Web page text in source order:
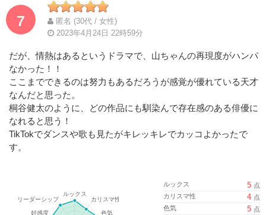
7
匿名 (30代 / 女性)
2023年4月24日 22時59分
だが、情熱はあるというドラマで、山ちゃんの再現度がハンパ
なかった！！
ここまでできるのは努力もあるだろうが感覚が優れている天才
なんだと思った。
桐谷健太のように、どの作品にも馴染んで存在感のある俳優に
なれると思う！
TikTokでダンスや歌も見たがキレッキレでカッコよかったで
す。
ルックス 5 点
カリスマ性
4 点
色気
5 点